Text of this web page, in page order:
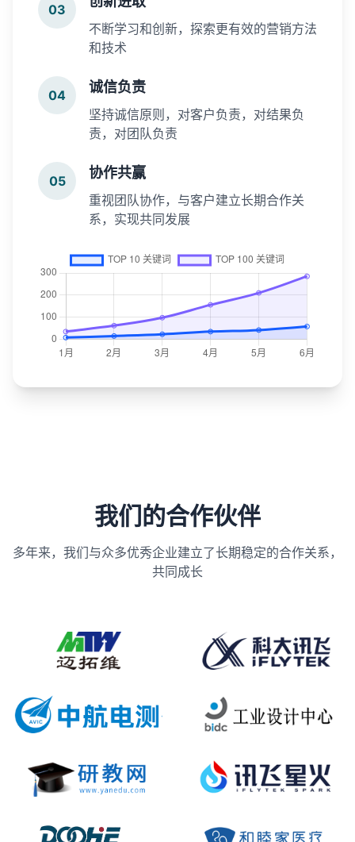
03
不断学习和创新，探索更有效的营销方法
和技术
04 诚信负责
坚持诚信原则，对客户负责，对结果负
责，对团队负责
05 协作共赢
重视团队协作，与客户建立长期合作关
系，实现共同发展
我们的合作伙伴
多年来，我们与众多优秀企业建立了长期稳定的合作关系，
共同成长